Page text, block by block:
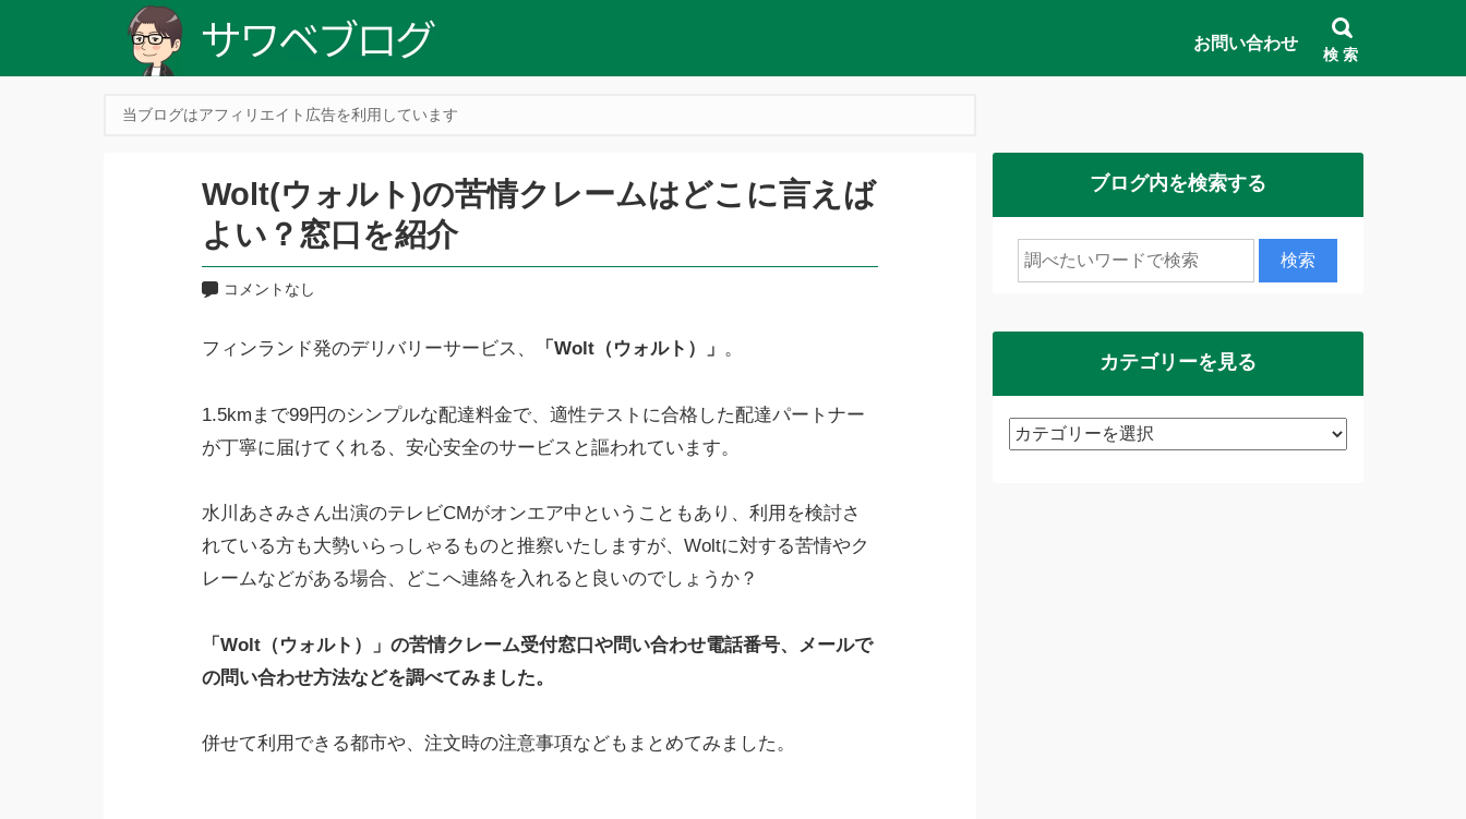
お問い合わせ
検 索
当ブログはアフィリエイト広告を利用しています
Wolt(ウォルト)の苦情クレームはどこに言えば
よい？窓口を紹介
コメントなし
フ⁠ィ⁠ン⁠ラ⁠ン⁠ド発⁠のデ⁠リ⁠バリーサービス、 「Wolt（ウォルト）」 。
1.5kmまで99円のシンプルな配達料金で、適性テストに合格した配達パートナー
が丁寧に届けてくれる、安心安全のサービスと謳われています。
水川あさみさん出演のテレビCMがオンエア中ということもあり、利用を検討さ
れている方も大勢いらっしゃるものと推察いたしますが、Woltに対する苦情やク
レームなどがある場合、どこへ連絡を入れると良いのでしょうか？
「Wolt（ウォルト）」の苦情クレーム受付窓口や問い合わせ電話番号、メールで
の問い合わせ方法などを調べてみました。
併せて利用できる都市や、注文時の注意事項などもまとめてみました。
ブログ内を検索する
カテゴリーを見る
カ